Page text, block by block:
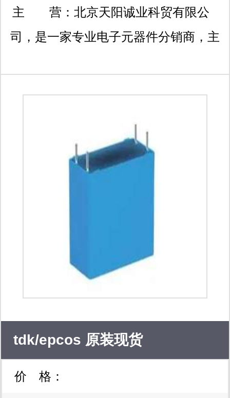
号院29号楼5层503室
主 营： 北京天阳诚业科贸有限公
司，是一家专业电子元器件分销商，主
molex、delphi、ket、bosch、
phoenix、harting、ti、nxp、stm、
qorvo、maxim、honeywell等。 同时，
我公司专注于为汽车、工业机器人、消
站式电子产品智造凯发k8官网登录vip
的解决方案。业务主要涉及线束加工与
pcba智造，具体涵盖线束样品开发测
tdk/epcos 原装现货
b32758g4156k000 电力膜电容
价 格：